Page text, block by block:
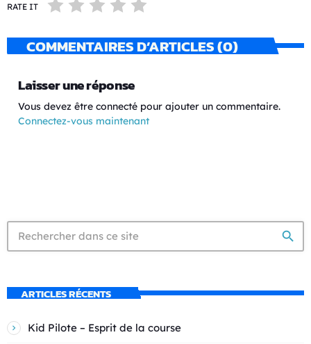
RATE IT
COMMENTAIRES D’ARTICLES (0)
Laisser une réponse
Vous devez être connecté pour ajouter un commentaire.
Connectez-vous maintenant
search
ARTICLES RÉCENTS
Kid Pilote – Esprit de la course